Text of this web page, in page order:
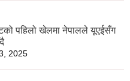
पहिलो खेलमा नेपालले यूएईसँग
2025